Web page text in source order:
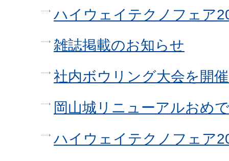
ハイウェイテクノフェア
雑誌掲載のお知らせ
社内ボウリング大会を開
岡山城リニューアルおめ
ハイウェイテクノフェア